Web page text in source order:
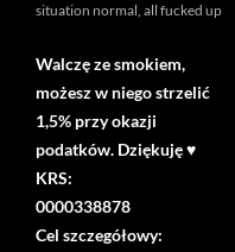
situation normal, all fucked up
Walczę ze smokiem,
możesz w niego strzelić
1,5% przy okazji
podatków. Dziękuję ♥
KRS:
0000338878
Cel szczegółowy: